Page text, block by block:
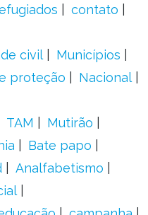
contato
civil
Municípios
proteção
Nacional
TAM
Mutirão
Bate papo
Analfabetismo